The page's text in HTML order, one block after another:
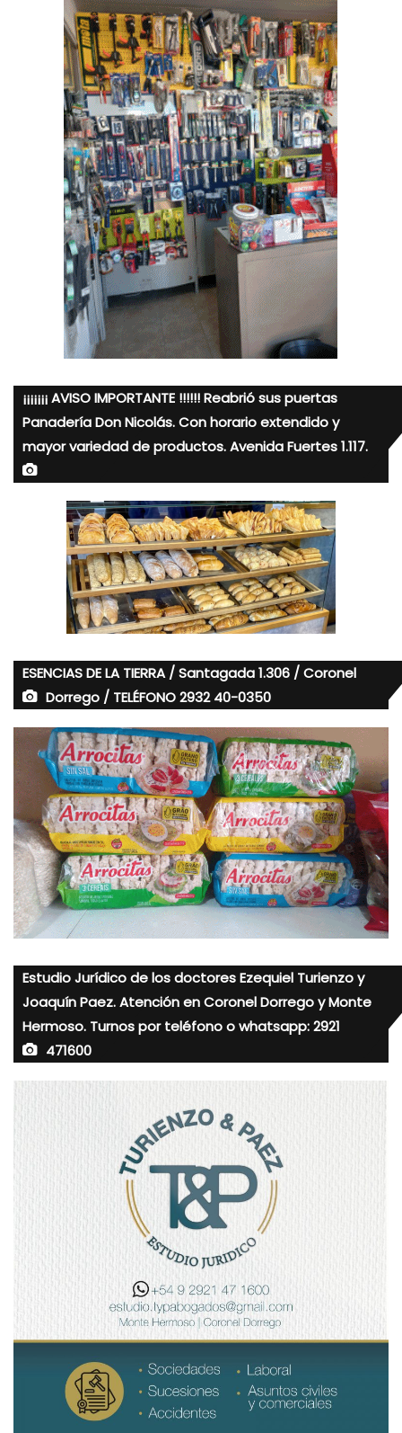
¡¡¡¡¡¡¡ AVISO IMPORTANTE !!!!!! Reabrió sus puertas
Panadería Don Nicolás. Con horario extendido y
mayor variedad de productos. Avenida Fuertes 1.117.
ESENCIAS DE LA TIERRA / Santagada 1.306 / Coronel
Dorrego / TELÉFONO 2932 40-0350
Estudio Jurídico de los doctores Ezequiel Turienzo y
Joaquín Paez. Atención en Coronel Dorrego y Monte
Hermoso. Turnos por teléfono o whatsapp: 2921
471600